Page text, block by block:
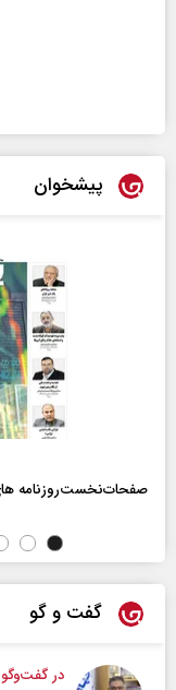
پیشخوان
صفحات‌نخست‌روزنامه ها‌ی
گفت و گو
در